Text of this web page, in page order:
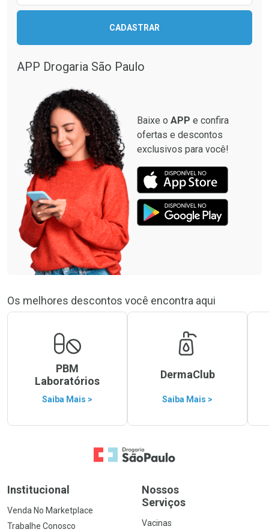
CADASTRAR
APP Drogaria São Paulo
Baixe o APP e confira
ofertas e descontos
exclusivos para você!
Os melhores descontos você encontra aqui
PBM
Laboratórios
Saiba Mais >
DermaClub
Saiba Mais >
Ir para a Home
Institucional
Venda No Marketplace
Trabalhe Conosco
Nossos
Serviços
Vacinas